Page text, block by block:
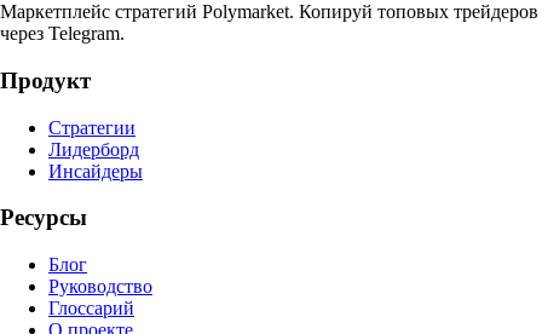
Маркетплейс стратегий Polymarket. Копируй топовых трейдеров
через Telegram.
Продукт
Стратегии
Лидерборд
Инсайдеры
Ресурсы
Блог
Руководство
Глоссарий